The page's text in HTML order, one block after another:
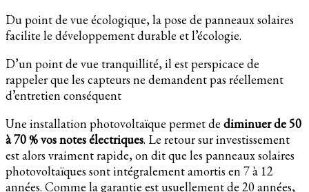
Du point de vue écologique, la pose de panneaux solaires
facilite le développement durable et l’écologie.
D’un point de vue tranquillité, il est perspicace de
rappeler que les capteurs ne demandent pas réellement
d’entretien conséquent
Une installation photovoltaïque permet de diminuer de 50
à 70 % vos notes électriques. Le retour sur investissement
est alors vraiment rapide, on dit que les panneaux solaires
photovoltaïques sont intégralement amortis en 7 à 12
années. Comme la garantie est usuellement de 20 années,